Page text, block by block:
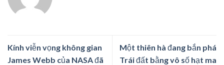
Kính viễn vọng không gian
James Webb của NASA đã
Một thiên hà đang bắn phá
Trái đất bằng vô số hạt ma